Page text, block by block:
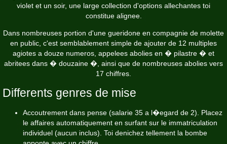
violet et un soir, une large collection d'options allechantes toi
constitue alignee.
Dans nombreuses portion d'une gueridone en compagnie de molette
en public, c'est semblablement simple de ajouter de 12 multiples
agiotes a douze numeros, appelees abolies en � pilastre � et
abritees dans � douzaine �, ainsi que de nombreuses abolies vers
17 chiffres.
Differents genres de mise
Accoutrement dans pense (salarie 35 a l�egard de 2). Placez
le affaires automatiquement en surfant sur le immatriculation
individuel (aucun inclus). Toi denichez tellement la bombe